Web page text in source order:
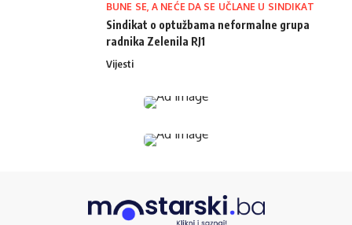
BUNE SE, A NEĆE DA SE UČLANE U SINDIKAT
Sindikat o optužbama neformalne grupa
radnika Zelenila RJ1
Vijesti